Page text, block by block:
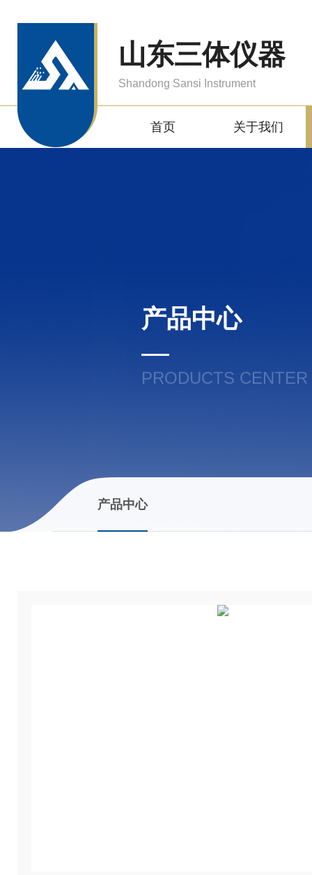
山东三体仪器
Shandong Sansi Instrument
首页 关于我们
产品中心
PRODUCTS CENTER
产品中心